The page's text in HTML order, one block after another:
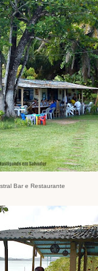
Bar e Restaurante